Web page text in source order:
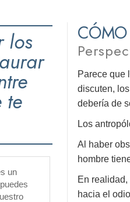
CÓMO
Parece que
discuten,
debería de
Los
Al haber
hombre
En
hacia el
los
te
un